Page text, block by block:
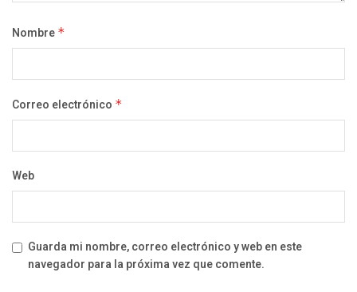
Nombre *
Correo electrónico *
Web
Guarda mi nombre, correo electrónico y web en este
navegador para la próxima vez que comente.